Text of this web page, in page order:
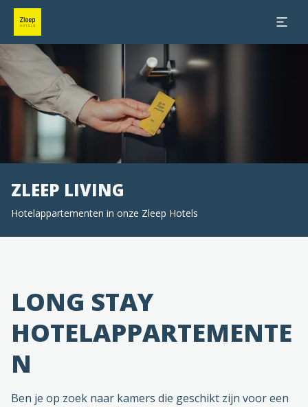
Dia 1 van 0
ZLEEP LIVING
Hotelappartementen in onze Zleep Hotels
LONG STAY
HOTELAPPARTEMENTE
N
Ben je op zoek naar kamers die geschikt zijn voor een